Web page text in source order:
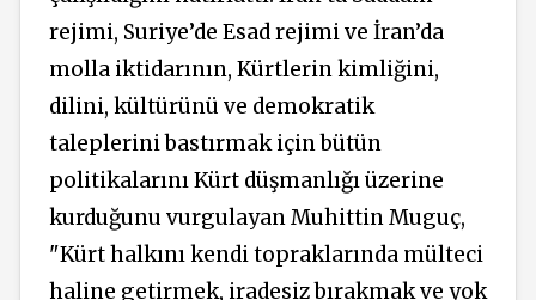
rejimi, Suriye’de Esad rejimi ve İran’da
molla iktidarının, Kürtlerin kimliğini,
dilini, kültürünü ve demokratik
taleplerini bastırmak için bütün
politikalarını Kürt düşmanlığı üzerine
kurduğunu vurgulayan Muhittin Muguç,
"Kürt halkını kendi topraklarında mülteci
haline getirmek, iradesiz bırakmak ve yok